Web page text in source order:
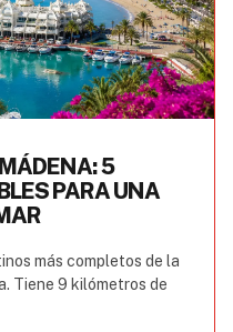
5
PARA UNA
más completos de la
Tiene 9 kilómetros de